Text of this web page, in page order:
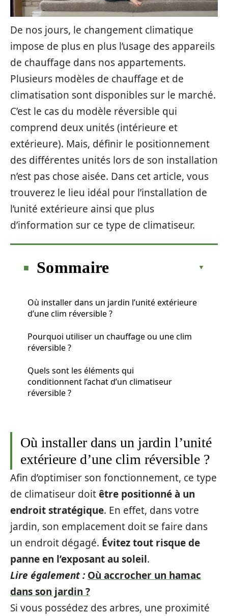
De nos jours, le changement climatique
impose de plus en plus l’usage des appareils
de chauffage dans nos appartements.
Plusieurs modèles de chauffage et de
climatisation sont disponibles sur le marché.
C’est le cas du modèle réversible qui
comprend deux unités (intérieure et
extérieure). Mais, définir le positionnement
des différentes unités lors de son installation
n’est pas chose aisée. Dans cet article, vous
trouverez le lieu idéal pour l’installation de
l’unité extérieure ainsi que plus
d’information sur ce type de climatiseur.
Sommaire
Où installer dans un jardin l’unité extérieure
d’une clim réversible ?
Pourquoi utiliser un chauffage ou une clim
réversible ?
Quels sont les éléments qui
conditionnent l’achat d’un climatiseur
réversible ?
Où installer dans un jardin l’unité
extérieure d’une clim réversible ?
Afin d’optimiser son fonctionnement, ce type
de climatiseur doitêtre positionné à un
endroit stratégique. En effet, dans votre
jardin, son emplacement doit se faire dans
un endroit dégagé. Évitez tout risque de
panne en l’exposant au soleil.
Lire également : Où accrocher un hamac
dans son jardin ?
Si vous possédez des arbres, une proximité